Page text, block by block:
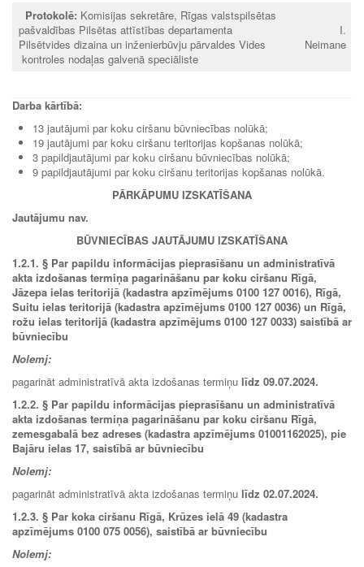
Protokolē: Komisijas sekretāre, Rīgas valstspilsētas
pašvaldības Pilsētas attīstības departamenta
Pilsētvides dizaina un inženierbūvju pārvaldes Vides
kontroles nodaļas galvenā speciāliste
I.
Neimane
Darba kārtībā:
13 jautājumi par koku ciršanu būvniecības nolūkā;
19 jautājumi par koku ciršanu teritorijas kopšanas nolūkā;
3 papildjautājumi par koku ciršanu būvniecības nolūkā;
9 papildjautājumi par koku ciršanu teritorijas kopšanas nolūkā.
PĀRKĀPUMU IZSKATĪŠANA
Jautājumu nav.
BŪVNIECĪBAS JAUTĀJUMU IZSKATĪŠANA
1.2.1. § Par papildu informācijas pieprasīšanu un administratīvā
akta izdošanas termiņa pagarināšanu par koku ciršanu Rīgā,
Jāzepa ielas teritorijā (kadastra apzīmējums 0100 127 0016), Rīgā,
Suitu ielas teritorijā (kadastra apzīmējums 0100 127 0036) un Rīgā,
rožu ielas teritorijā (kadastra apzīmējums 0100 127 0033) saistībā ar
būvniecību
Nolemj:
pagarināt administratīvā akta izdošanas termiņu līdz 09.07.2024.
1.2.2. § Par papildu informācijas pieprasīšanu un administratīvā
akta izdošanas termiņa pagarināšanu par koku ciršanu Rīgā,
zemesgabalā bez adreses (kadastra apzīmējums 01001162025), pie
Bajāru ielas 17, saistībā ar būvniecību
Nolemj:
pagarināt administratīvā akta izdošanas termiņu līdz 02.07.2024.
1.2.3. § Par koka ciršanu Rīgā, Krūzes ielā 49 (kadastra
apzīmējums 0100 075 0056), saistībā ar būvniecību
Nolemj: